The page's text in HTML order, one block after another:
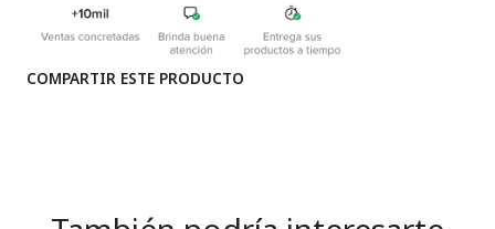
COMPARTIR ESTE PRODUCTO